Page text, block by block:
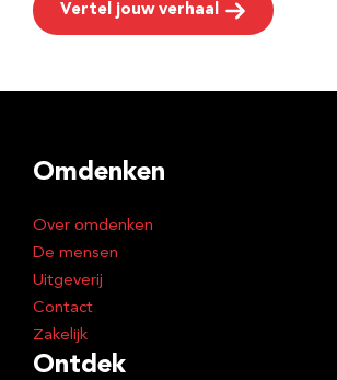
Vertel jouw verhaal
Omdenken
Over omdenken
De mensen
Uitgeverij
Contact
Zakelijk
Ontdek